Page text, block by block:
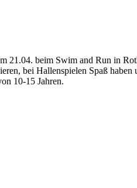
21.04. beim Swim and Run in
bei Hallenspielen Spaß haben
10-15 Jahren.